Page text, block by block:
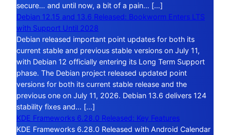
secure… and until now, a bit of a pain… […]
Debian 12.15 and 13.6 Released: Bookworm Enters LTS
with Support Until 2028
Debian released important point updates for both its
current stable and previous stable versions on July 11,
with Debian 12 officially entering its Long Term Support
phase. The Debian project released updated point
versions for both its current stable release and the
previous one on July 11, 2026. Debian 13.6 delivers 124
stability fixes and… […]
KDE Frameworks 6.28.0 Released: Key Features
KDE Frameworks 6.28.0 Released with Android Calendar